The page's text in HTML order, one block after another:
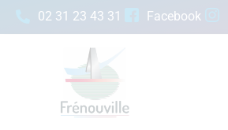
02 31 23 43 31 Facebook